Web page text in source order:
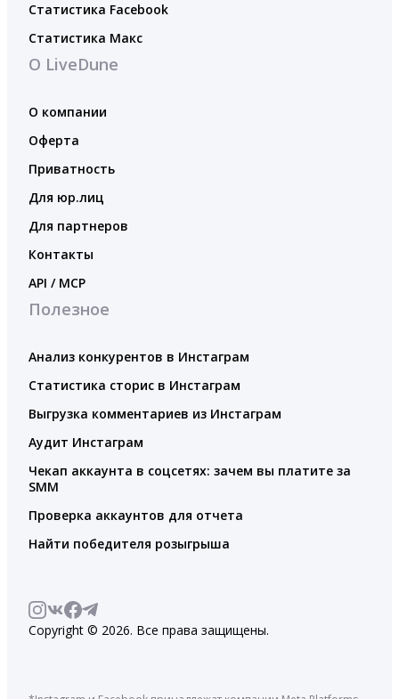
Статистика Facebook
Статистика Макс
О LiveDune
О компании
Оферта
Приватность
Для юр.лиц
Для партнеров
Контакты
API / MCP
Полезное
Анализ конкурентов в Инстаграм
Статистика сторис в Инстаграм
Выгрузка комментариев из Инстаграм
Аудит Инстаграм
Чекап аккаунта в соцсетях: зачем вы платите за
SMM
Проверка аккаунтов для отчета
Найти победителя розыгрыша
Copyright © 2026. Все права защищены.